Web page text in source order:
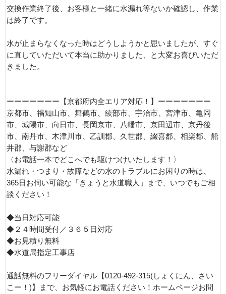
交換作業終了後、お客様と一緒に水漏れ等ないか確認し、作業
は終了です。
水が止まらなくなった時はどうしようかと思いましたが、すぐ
に直していただいて本当に助かりました、と大変お喜びいただ
きました。
ーーーーーーー【京都府内全エリア対応！】ーーーーーーー
京都市、福知山市、舞鶴市、綾部市、宇治市、宮津市、亀岡
市、城陽市、向日市、長岡京市、八幡市、京田辺市、京丹後
市、南丹市、木津川市、乙訓郡、久世郡、綴喜郡、相楽郡、船
井郡、与謝郡など
〈お電話一本でどこへでも駆けつけいたします！〉
水漏れ・つまり・故障などの水のトラブルにお困りの時は、
365日お伺い可能な「きょうと水道職人」まで、いつでもご相
談ください！
◆当日対応可能
◆２４時間受付／３６５日対応
◆お見積り無料
◆水道局指定工事店
通話無料のフリーダイヤル【0120-492-315(しょくにん、さい
こー！)】まで、お気軽にお電話ください！ホームページお問